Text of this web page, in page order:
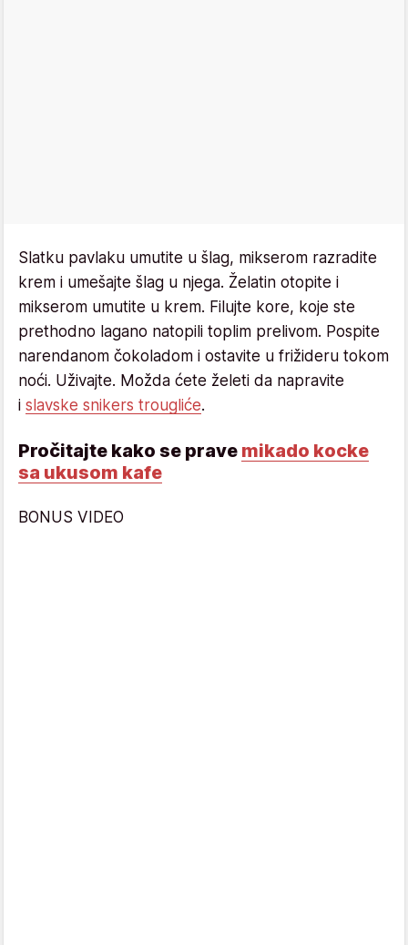
Slatku pavlaku umutite u šlag, mikserom razradite
krem i umešajte šlag u njega. Želatin otopite i
mikserom umutite u krem. Filujte kore, koje ste
prethodno lagano natopili toplim prelivom. Pospite
narendanom čokoladom i ostavite u frižideru tokom
noći. Uživajte. Možda ćete želeti da napravite
i slavske snikers trougliće.
Pročitajte kako se prave mikado kocke
sa ukusom kafe
BONUS VIDEO